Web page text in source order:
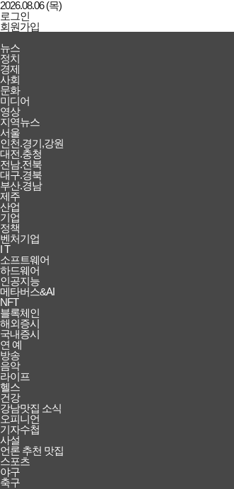
2026.08.06 (목)
로그인
회원가입
전체메뉴
열기/
닫기
뉴스
정치
경제
사회
문화
미디어
영상
지역뉴스
서울
인천.경기,강원
대전.충청
전남.전북
대구.경북
부산.경남
제주
산업
기업
정책
벤처기업
I T
소프트웨어
하드웨어
인공지능
메타버스&AI
NFT
블록체인
해외증시
국내증시
연 예
방송
음악
라이프
헬스
건강
강남맛집 소식
오피니언
기자수첩
사설
언론 추천 맛집
스포츠
야구
축구